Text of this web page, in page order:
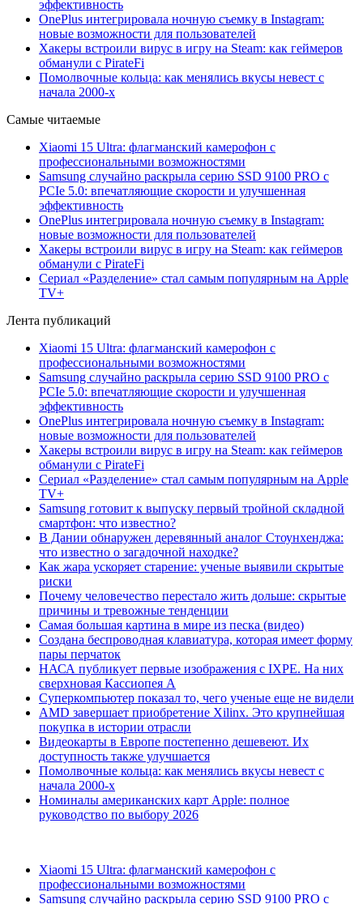
эффективность
OnePlus интегрировала ночную съемку в Instagram:
новые возможности для пользователей
Хакеры встроили вирус в игру на Steam: как геймеров
обманули с PirateFi
Помолвочные кольца: как менялись вкусы невест с
начала 2000-х
Самые читаемые
Xiaomi 15 Ultra: флагманский камерофон с
профессиональными возможностями
Samsung случайно раскрыла серию SSD 9100 PRO с
PCIe 5.0: впечатляющие скорости и улучшенная
эффективность
OnePlus интегрировала ночную съемку в Instagram:
новые возможности для пользователей
Хакеры встроили вирус в игру на Steam: как геймеров
обманули с PirateFi
Сериал «Разделение» стал самым популярным на Apple
TV+
Лента публикаций
Xiaomi 15 Ultra: флагманский камерофон с
профессиональными возможностями
Samsung случайно раскрыла серию SSD 9100 PRO с
PCIe 5.0: впечатляющие скорости и улучшенная
эффективность
OnePlus интегрировала ночную съемку в Instagram:
новые возможности для пользователей
Хакеры встроили вирус в игру на Steam: как геймеров
обманули с PirateFi
Сериал «Разделение» стал самым популярным на Apple
TV+
Samsung готовит к выпуску первый тройной складной
смартфон: что известно?
В Дании обнаружен деревянный аналог Стоунхенджа:
что известно о загадочной находке?
Как жара ускоряет старение: ученые выявили скрытые
риски
Почему человечество перестало жить дольше: скрытые
причины и тревожные тенденции
Самая большая картина в мире из песка (видео)
Создана беспроводная клавиатура, которая имеет форму
пары перчаток
НАСА публикует первые изображения с IXPE. На них
сверхновая Кассиопея А
Суперкомпьютер показал то, чего ученые еще не видели
AMD завершает приобретение Xilinx. Это крупнейшая
покупка в истории отрасли
Видеокарты в Европе постепенно дешевеют. Их
доступность также улучшается
Помолвочные кольца: как менялись вкусы невест с
начала 2000-х
Номиналы американских карт Apple: полное
руководство по выбору 2026
Xiaomi 15 Ultra: флагманский камерофон с
профессиональными возможностями
Samsung случайно раскрыла серию SSD 9100 PRO с